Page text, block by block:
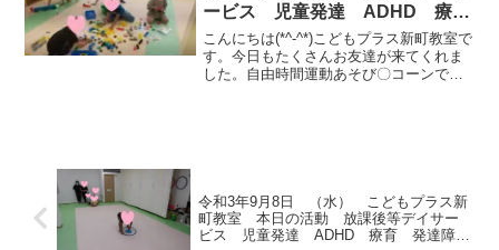
ービス 児童発達 ADHD 療
育 発達障がい
こんにちは(*^-^*)こどもプラス新町教室で
す。今日もたくさんお友達が来てくれま
した。自由時間運動あそび〇コーンでボ
令和3年9月8日 （水） こどもプラス新
町教室 本日の活動 放課後等デイサー
ビス 児童発達 ADHD 療育 発達障が